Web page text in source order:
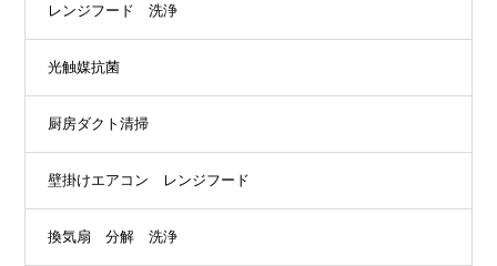
レンジフード 洗浄
光触媒抗菌
厨房ダクト清掃
壁掛けエアコン レンジフード
換気扇 分解 洗浄